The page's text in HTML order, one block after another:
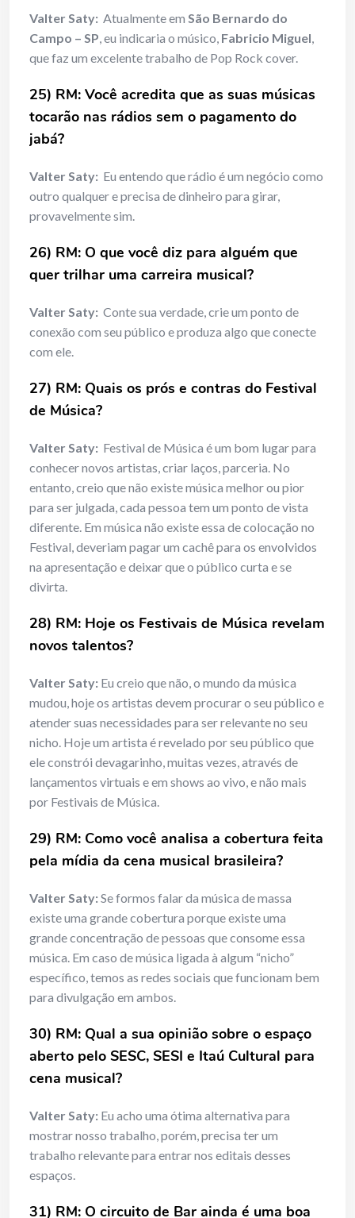
Valter Saty: Atualmente em São Bernardo do
Campo – SP, eu indicaria o músico, Fabricio Miguel,
que faz um excelente trabalho de Pop Rock cover.
25) RM: Você acredita que as suas músicas
tocarão nas rádios sem o pagamento do
jabá?
Valter Saty: Eu entendo que rádio é um negócio como
outro qualquer e precisa de dinheiro para girar,
provavelmente sim.
26) RM: O que você diz para alguém que
quer trilhar uma carreira musical?
Valter Saty: Conte sua verdade, crie um ponto de
conexão com seu público e produza algo que conecte
com ele.
27) RM: Quais os prós e contras do Festival
de Música?
Valter Saty: Festival de Música é um bom lugar para
conhecer novos artistas, criar laços, parceria. No
entanto, creio que não existe música melhor ou pior
para ser julgada, cada pessoa tem um ponto de vista
diferente. Em música não existe essa de colocação no
Festival, deveriam pagar um cachê para os envolvidos
na apresentação e deixar que o público curta e se
divirta.
28) RM: Hoje os Festivais de Música revelam
novos talentos?
Valter Saty: Eu creio que não, o mundo da música
mudou, hoje os artistas devem procurar o seu público e
atender suas necessidades para ser relevante no seu
nicho. Hoje um artista é revelado por seu público que
ele constrói devagarinho, muitas vezes, através de
lançamentos virtuais e em shows ao vivo, e não mais
por Festivais de Música.
29) RM: Como você analisa a cobertura feita
pela mídia da cena musical brasileira?
Valter Saty:Se formos falar da música de massa
existe uma grande cobertura porque existe uma
grande concentração de pessoas que consome essa
música. Em caso de música ligada à algum “nicho”
específico, temos as redes sociais que funcionam bem
para divulgação em ambos.
30) RM: Qual a sua opinião sobre o espaço
aberto pelo SESC, SESI e Itaú Cultural para
cena musical?
Valter Saty: Eu acho uma ótima alternativa para
mostrar nosso trabalho, porém, precisa ter um
trabalho relevante para entrar nos editais desses
espaços.
31) RM: O circuito de Bar ainda é uma boa